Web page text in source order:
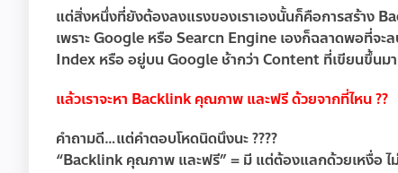
แต่สิ่งหนึ่งที่ยังต้องลงแรงของเราเองนั้นก็คือการสร้าง
เพราะ Google หรือ Searcn Engine เองก็ฉลาดพอที่
Index หรือ อยู่บน Google ช้ากว่า Content ที่เขียนขึ้นมา
แล้วเราจะหา Backlink คุณภาพ และฟรี ด้วยจากที่ไหน ??
คำถามดี…แต่คำตอบโหดนิดนึงนะ ????
“Backlink คุณภาพ และฟรี” = มี แต่ต้องแลกด้วยเหงื่อ ไ